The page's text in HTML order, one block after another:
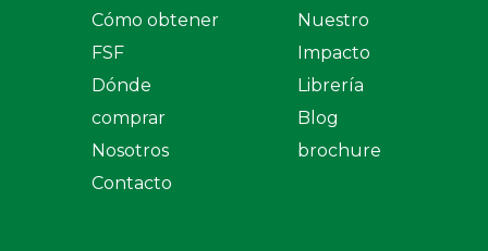
Cómo obtener
FSF
Dónde
comprar
Nosotros
Contacto
Nuestro
Impacto
Librería
Blog
brochure